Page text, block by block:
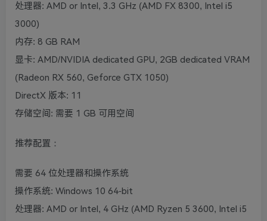
处理器: AMD or Intel, 3.3 GHz (AMD FX 8300, Intel i5
3000)
内存: 8 GB RAM
显卡: AMD/NVIDIA dedicated GPU, 2GB dedicated VRAM
(Radeon RX 560, Geforce GTX 1050)
DirectX 版本: 11
存储空间: 需要 1 GB 可用空间
推荐配置：
需要 64 位处理器和操作系统
操作系统: Windows 10 64-bit
处理器: AMD or Intel, 4 GHz (AMD Ryzen 5 3600, Intel i5